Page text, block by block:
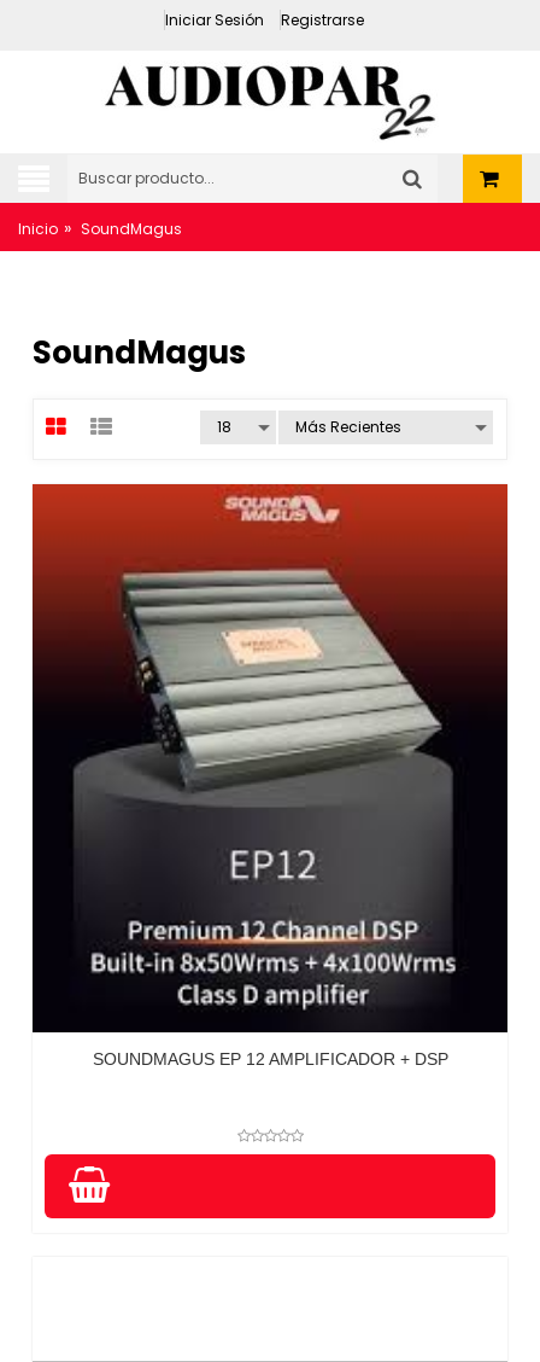
Iniciar Sesión Registrarse
Inicio » SoundMagus
SoundMagus
SOUNDMAGUS EP 12 AMPLIFICADOR + DSP